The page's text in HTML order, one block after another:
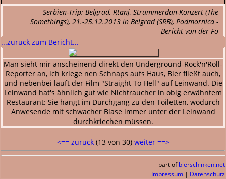
Serbien-Trip: Belgrad, Rtanj, Strummerdan-Konzert (The
Somethings), 21.-25.12.2013 in Belgrad (SRB), Podmornica -
Bericht von der Fö
...zurück zum Bericht...
Man sieht mir anscheinend direkt den Underground-Rock'n'Roll-
Reporter an, ich kriege nen Schnaps aufs Haus, Bier fließt auch,
und nebenbei läuft der Film "Straight To Hell" auf Leinwand. Die
Leinwand hat's ähnlich gut wie Nichtraucher in obig erwähntem
Restaurant: Sie hängt im Durchgang zu den Toiletten, wodurch
Anwesende mit schwacher Blase immer unter der Leinwand
durchkriechen müssen.
<== zurück(13 von 30) weiter ==>
part of bierschinken.net
Impressum | Datenschutz